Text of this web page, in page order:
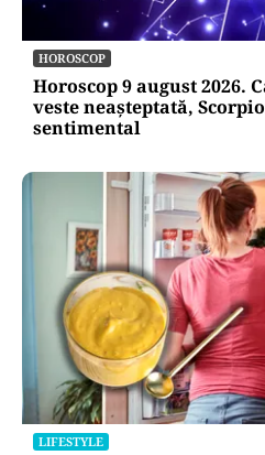
HOROSCOP
Horoscop 9 august 2026.
veste neașteptată,
sentimental
LIFESTYLE